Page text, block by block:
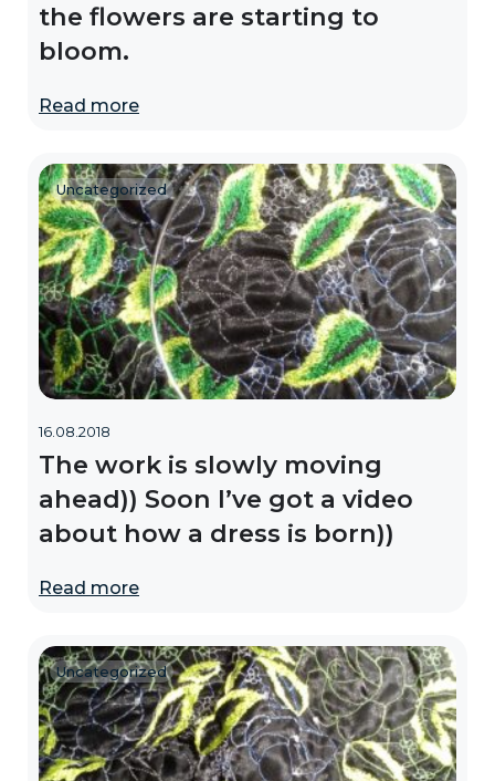
the flowers are starting to
bloom.
Read more
Uncategorized
16.08.2018
The work is slowly moving
ahead)) Soon I’ve got a video
about how a dress is born))
Read more
Uncategorized